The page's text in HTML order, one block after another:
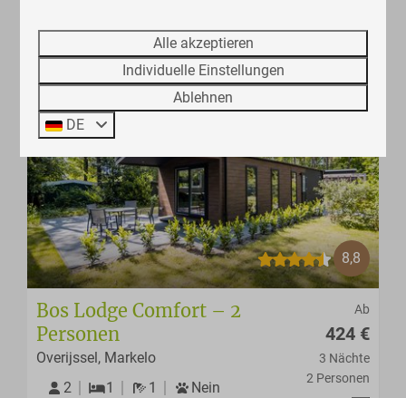
überdachte Veranda
8,8
Ab
424 €
3 Nächte
2 Personen
Bos Lodge Comfort – 2
Personen
Overijssel, Markelo
2
1 1
Nein
Alle akzeptieren
Individuelle Einstellungen
Ablehnen
DE